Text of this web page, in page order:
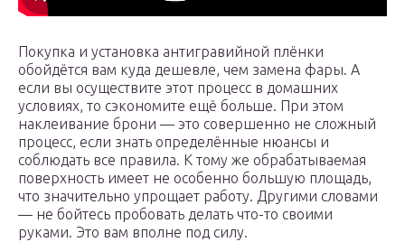
Покупка и установка антигравийной плёнки
обойдётся вам куда дешевле, чем замена фары. А
если вы осуществите этот процесс в домашних
условиях, то сэкономите ещё больше. При этом
наклеивание брони — это совершенно не сложный
процесс, если знать определённые нюансы и
соблюдать все правила. К тому же обрабатываемая
поверхность имеет не особенно большую площадь,
что значительно упрощает работу. Другими словами
— не бойтесь пробовать делать что-то своими
руками. Это вам вполне под силу.